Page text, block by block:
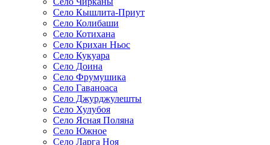
Село Кышлита-Приут
Село Колибаши
Село Котихана
Село Крихан Ньос
Село Кукуара
Село Доина
Село Фрумушика
Село Гаваноаса
Село Джурджулешты
Село Хулубоя
Село Ясная Поляна
Село Южное
Село Ларга Ноя